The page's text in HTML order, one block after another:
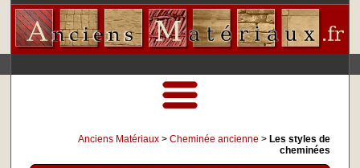
Anciens Matériaux >Cheminée ancienne > Les styles de
cheminées